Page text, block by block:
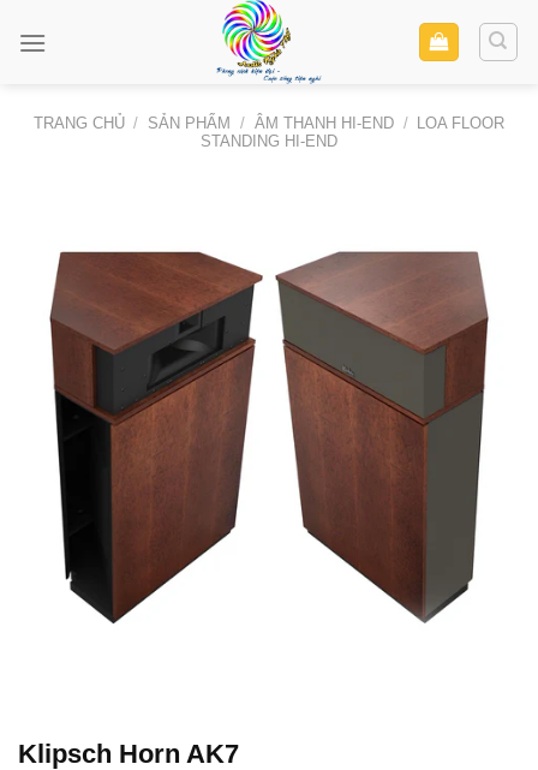
TRANG CHỦ / SẢN PHẨM / ÂM THANH HI-END /
LOA FLOOR
STANDING HI-END
Klipsch Horn AK7